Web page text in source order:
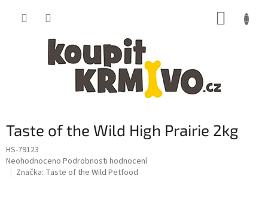
Taste of the Wild High Prairie 2kg
HS-79123
Průměrné
hodnocení
Neohodnoceno Podrobnosti hodnocení
Značka: Taste of the Wild Petfood